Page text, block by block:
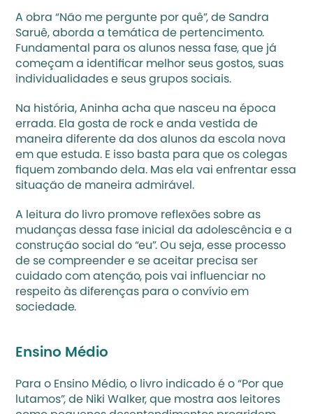
A obra “Não me pergunte por quê”, de Sandra
Saruê, aborda a temática de pertencimento.
Fundamental para os alunos nessa fase, que já
começam a identificar melhor seus gostos, suas
individualidades e seus grupos sociais.
Na história, Aninha acha que nasceu na época
errada. Ela gosta de rock e anda vestida de
maneira diferente da dos alunos da escola nova
em que estuda. E isso basta para que os colegas
fiquem zombando dela. Mas ela vai enfrentar essa
situação de maneira admirável.
A leitura do livro promove reflexões sobre as
mudanças dessa fase inicial da adolescência e a
construção social do “eu”. Ou seja, esse processo
de se compreender e se aceitar precisa ser
cuidado com atenção, pois vai influenciar no
respeito às diferenças para o convívio em
sociedade.
Ensino Médio
Para o Ensino Médio, o livro indicado é o “Por que
lutamos”, de Niki Walker, que mostra aos leitores